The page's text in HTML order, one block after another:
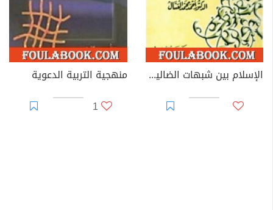
الإسلام بين شبهات الضالين وأكاذيب المفترين
منهجية التربية الدعوية
1